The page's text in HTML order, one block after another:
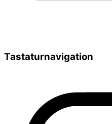
Tastaturnavigation